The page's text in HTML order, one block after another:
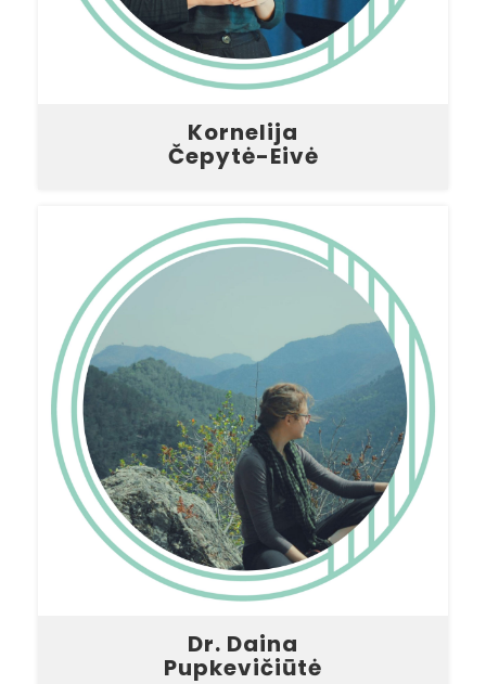
Kornelija
Čepytė-Eivė
Dr. Daina
Pupkevičiūtė